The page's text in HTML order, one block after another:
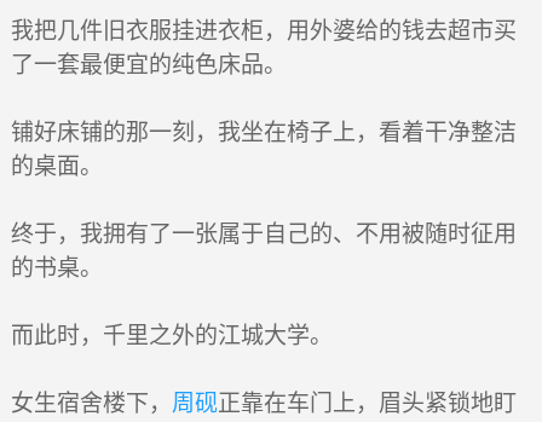
我把几件旧衣服挂进衣柜，用外婆给的钱去超市买
了一套最便宜的纯色床品。
铺好床铺的那一刻，我坐在椅子上，看着干净整洁
的桌面。
终于，我拥有了一张属于自己的、不用被随时征用
的书桌。
而此时，千里之外的江城大学。
女生宿舍楼下， 周砚正靠在车门上，眉头紧锁地盯